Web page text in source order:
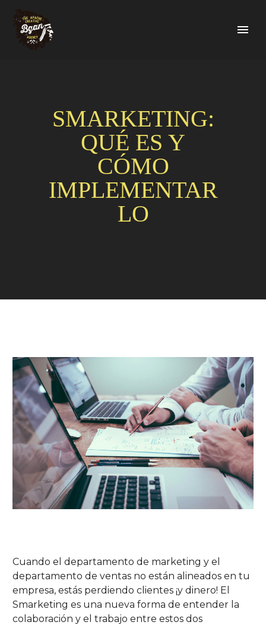
SMARKETING:
QUÉ ES Y
CÓMO
IMPLEMENTAR
LO
Cuando el departamento de marketing y el
departamento de ventas no están alineados en tu
empresa, estás perdiendo clientes ¡y dinero! El
Smarketing es una nueva forma de entender la
colaboración y el trabajo entre estos dos